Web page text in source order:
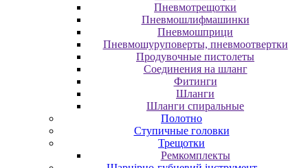
Пневмотрещотки
Пневмошлифмашинки
Пневмошприци
Пневмошуруповерты, пневмоотвертки
Продувочные пистолеты
Соединения на шланг
Фитинги
Шланги
Шланги спиральные
Полотно
Ступичные головки
Трещотки
Ремкомплекты